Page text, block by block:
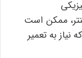
ممکن است
به تعمیر